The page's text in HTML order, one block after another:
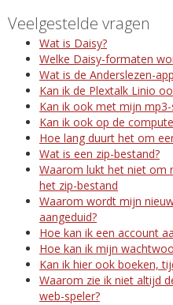
Veelgestelde vragen
Wat is Daisy?
Welke Daisy-formaten
Wat is de Anderslezen-
Kan ik de Plextalk Linio
Kan ik ook met mijn mp3-
Kan ik ook op de
Hoe lang duurt het om
Wat is een zip-bestand?
Waarom lukt het niet om
het zip-bestand
Waarom wordt mijn
aangeduid?
Hoe kan ik een account
Hoe kan ik mijn
Kan ik hier ook boeken,
Waarom zie ik niet altijd
web-speler?